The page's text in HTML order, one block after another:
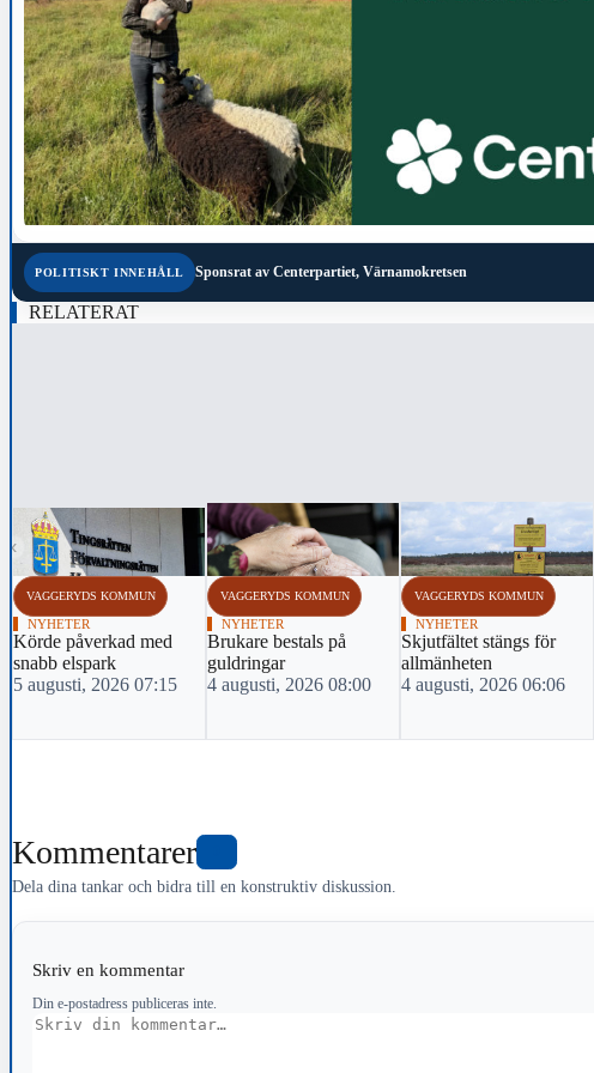
POLITISKT INNEHÅLL Sponsrat av Centerpartiet, Värnamokretsen
RELATERAT
‹
VAGGERYDS KOMMUN
NYHETER
Körde påverkad med
snabb elspark
5 augusti, 2026 07:15
VAGGERYDS KOMMUN
NYHETER
Brukare bestals på
guldringar
4 augusti, 2026 08:00
VAGGERYDS KOMMUN
NYHETER
Skjutfältet stängs för
allmänheten
4 augusti, 2026 06:06
Kommentarer
Dela dina tankar och bidra till en konstruktiv diskussion.
Skriv en kommentar
Din e-postadress publiceras inte.
Kommentar